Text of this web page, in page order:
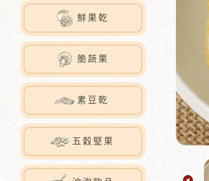
鮮果乾
脆蔬果
素豆乾
五穀堅果